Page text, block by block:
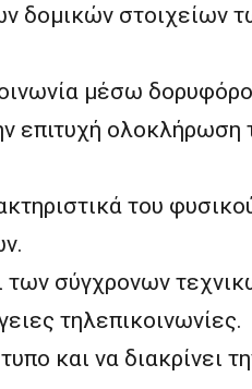
δομικών στοιχείων
μέσω
επιτυχή ολοκλήρωση
του
των σύγχρονων
τηλεπικοινωνίες.
και να διακρίνει